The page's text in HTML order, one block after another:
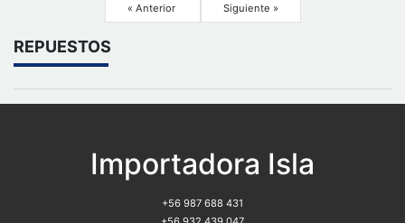
« Anterior Siguiente »
REPUESTOS
Importadora Isla
+56 987 688 431